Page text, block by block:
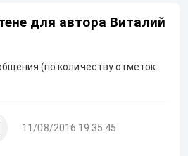
для автора Виталий
(по количеству отметок
11/08/2016 19:35:45